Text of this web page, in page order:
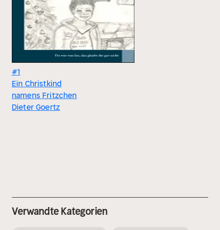
#1
Ein Christkind
namens Fritzchen
Dieter Goertz
Verwandte Kategorien